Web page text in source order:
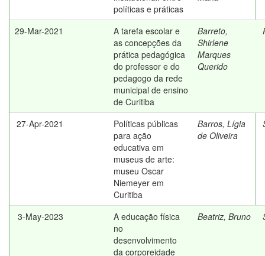
políticas e práticas
29-Mar-2021
A tarefa escolar e
as concepções da
prática pedagógica
do professor e do
pedagogo da rede
municipal de ensino
de Curitiba
Barreto,
Shirlene
Marques
Querido
27-Apr-2021
Políticas públicas
para ação
educativa em
museus de arte:
museu Oscar
Niemeyer em
Curitiba
Barros, Lígia
de Oliveira
3-May-2023
A educação física
no
desenvolvimento
da corporeidade
Beatriz, Bruno